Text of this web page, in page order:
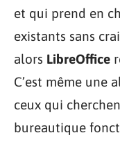
et qui prend en
existants sans
alors LibreOffice
C’est même une
ceux qui
bureautique